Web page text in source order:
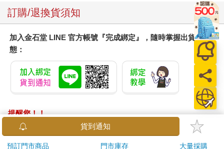
訂購/退換貨須知
加入金石堂 LINE 官方帳號『完成綁定』，隨時掌握出貨動
態：
提醒您！！
金石堂及銀行均不會請您操作ATM! 如接獲電話要求您前往
ATM提款機，請不要聽從指示，以免受騙上當！
貨到通知
預訂門市商品 門市庫存 大量採購